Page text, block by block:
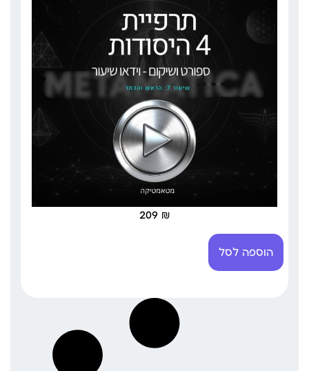
209 ₪
הוספה לסל